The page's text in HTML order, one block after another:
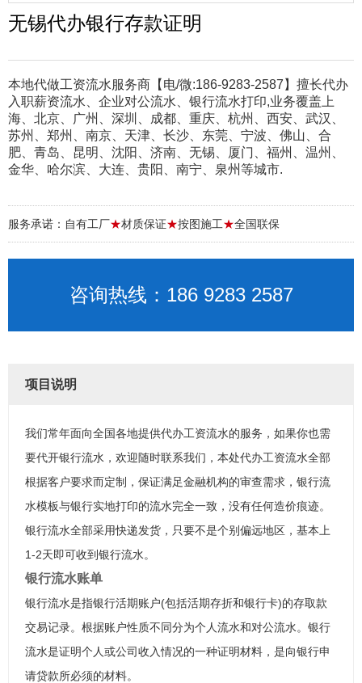
无锡代办银行存款证明
本地代做工资流水服务商【电/微:186-9283-2587】擅长代办
入职薪资流水、企业对公流水、银行流水打印,业务覆盖上
海、北京、广州、深圳、成都、重庆、杭州、西安、武汉、
苏州、郑州、南京、天津、长沙、东莞、宁波、佛山、合
肥、青岛、昆明、沈阳、济南、无锡、厦门、福州、温州、
金华、哈尔滨、大连、贵阳、南宁、泉州等城市.
服务承诺：自有工厂★材质保证★按图施工★全国联保
咨询热线：186 9283 2587
项目说明
我们常年面向全国各地提供代办工资流水的服务，如果你也需
要代开银行流水，欢迎随时联系我们，本处代办工资流水全部
根据客户要求而定制，保证满足金融机构的审查需求，银行流
水模板与银行实地打印的流水完全一致，没有任何造价痕迹。
银行流水全部采用快递发货，只要不是个别偏远地区，基本上
1-2天即可收到银行流水。
银行流水账单
银行流水是指银行活期账户(包括活期存折和银行卡)的存取款
交易记录。根据账户性质不同分为个人流水和对公流水。银行
流水是证明个人或公司收入情况的一种证明材料，是向银行申
请贷款所必须的材料。